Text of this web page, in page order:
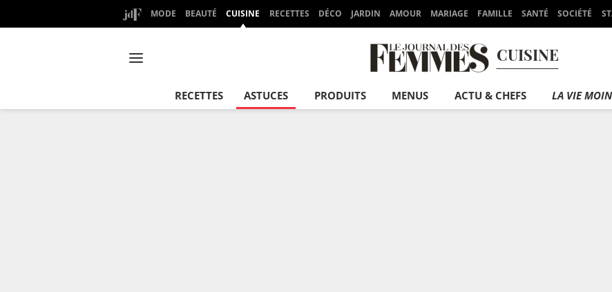
MODE BEAUTÉ CUISINE RECETTES DÉCO JARDIN AMOUR MARIAGE FAMILLE SANTÉ SOCIÉTÉ
CUISINE
RECETTES ASTUCES PRODUITS MENUS ACTU & CHEFS LA VIE